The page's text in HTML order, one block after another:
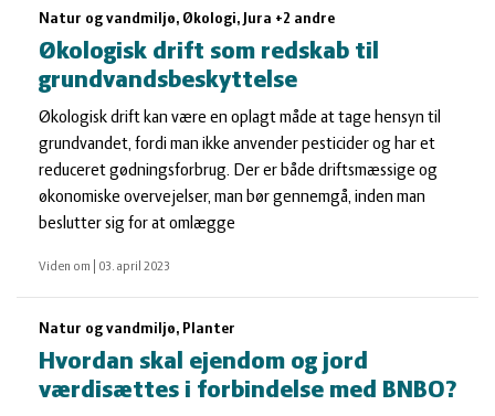
Natur og vandmiljø, Økologi, Jura +2 andre
Økologisk drift som redskab til
grundvandsbeskyttelse
Økologisk drift kan være en oplagt måde at tage hensyn til
grundvandet, fordi man ikke anvender pesticider og har et
reduceret gødningsforbrug. Der er både driftsmæssige og
økonomiske overvejelser, man bør gennemgå, inden man
beslutter sig for at omlægge
Viden om 03. april 2023
Natur og vandmiljø, Planter
Hvordan skal ejendom og jord
værdisættes i forbindelse med BNBO?